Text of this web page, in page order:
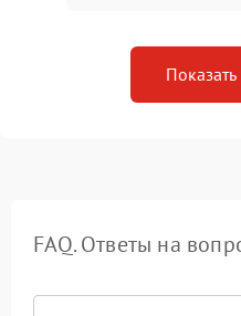
FAQ. Ответы на